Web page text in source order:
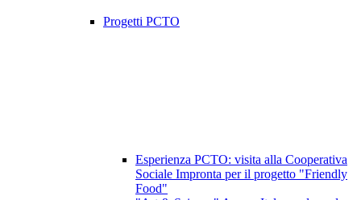
Progetti PCTO
Esperienza PCTO: visita alla Cooperativa
Sociale Impronta per il progetto "Friendly
Food"